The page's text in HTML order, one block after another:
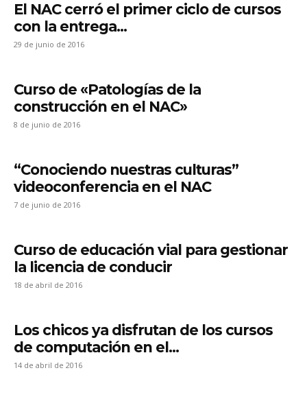
El NAC cerró el primer ciclo de cursos
con la entrega...
29 de junio de 2016
Curso de «Patologías de la
construcción en el NAC»
8 de junio de 2016
“Conociendo nuestras culturas”
videoconferencia en el NAC
7 de junio de 2016
Curso de educación vial para gestionar
la licencia de conducir
18 de abril de 2016
Los chicos ya disfrutan de los cursos
de computación en el...
14 de abril de 2016